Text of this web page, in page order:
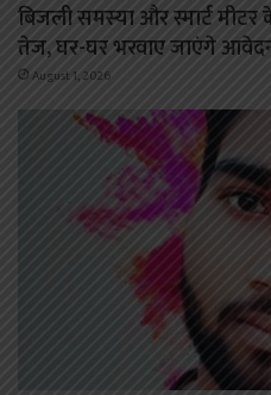
बिजली समस्या और स्मार्ट
तेज, घर-घर भरवाए जाएंगे
August 1, 2026